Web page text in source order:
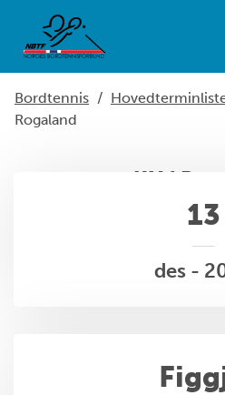
Bordtennis /
Rogaland
KM i
13
des -